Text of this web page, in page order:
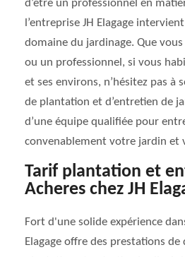
d’être un professionnel en
l’entreprise JH Elagage
domaine du jardinage. Que
ou un professionnel, si vous
et ses environs, n’hésitez pas à
de plantation et d’entretien de
d’une équipe qualifiée pour
convenablement votre jardin et
Tarif plantation et
Acheres chez JH
Fort d'une solide expérience
Elagage offre des prestations